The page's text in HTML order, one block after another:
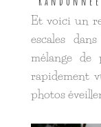
Et voici un
escales
mélange de
rapidement
photos